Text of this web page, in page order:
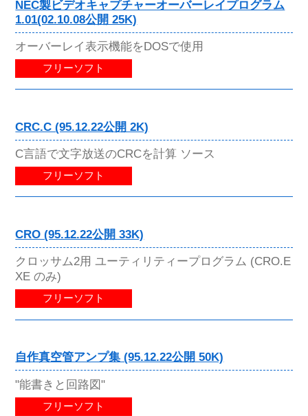
NEC製ビデオキャプチャーオーバーレイプログラム
1.01(02.10.08公開 25K)
オーバーレイ表示機能をDOSで使用
フリーソフト
CRC.C (95.12.22公開 2K)
C言語で文字放送のCRCを計算 ソース
フリーソフト
CRO (95.12.22公開 33K)
クロッサム2用 ユーティリティープログラム (CRO.E
XE のみ)
フリーソフト
自作真空管アンプ集 (95.12.22公開 50K)
"能書きと回路図"
フリーソフト